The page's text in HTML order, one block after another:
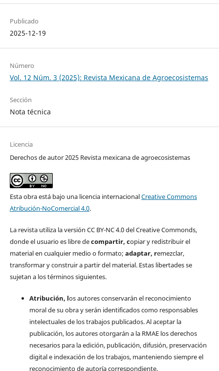
Publicado
2025-12-19
Número
Vol. 12 Núm. 3 (2025): Revista Mexicana de Agroecosistemas
Sección
Nota técnica
Licencia
Derechos de autor 2025 Revista mexicana de agroecosistemas
Esta obra está bajo una licencia internacionalCreative Commons
Atribución-NoComercial 4.0.
La revista utiliza la versión CC BY-NC 4.0 del Creative Commonds,
donde el usuario es libre decompartir, copiar y redistribuir el
material en cualquier medio o formato; adaptar, remezclar,
transformar y construir a partir del material. Estas libertades se
sujetan a los términos siguientes.
Atribución, los autores conservarán el reconocimiento
moral de su obra y serán identificados como responsables
intelectuales de los trabajos publicados. Al aceptar la
publicación, los autores otorgarán a la RMAE los derechos
necesarios para la edición, publicación, difusión, preservación
digital e indexación de los trabajos, manteniendo siempre el
reconocimiento de autoría correspondiente.